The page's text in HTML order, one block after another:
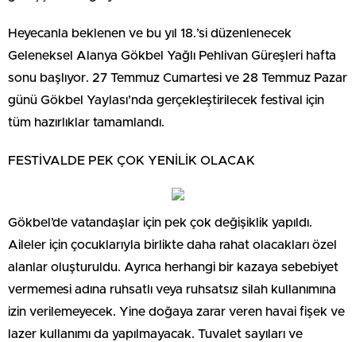
Heyecanla beklenen ve bu yıl 18.’si düzenlenecek
Geleneksel Alanya Gökbel Yağlı Pehlivan Güreşleri hafta
sonu başlıyor. 27 Temmuz Cumartesi ve 28 Temmuz Pazar
günü Gökbel Yaylası’nda gerçekleştirilecek festival için
tüm hazırlıklar tamamlandı.
FESTİVALDE PEK ÇOK YENİLİK OLACAK
Gökbel’de vatandaşlar için pek çok değişiklik yapıldı.
Aileler için çocuklarıyla birlikte daha rahat olacakları özel
alanlar oluşturuldu. Ayrıca herhangi bir kazaya sebebiyet
vermemesi adına ruhsatlı veya ruhsatsız silah kullanımına
izin verilemeyecek. Yine doğaya zarar veren havai fişek ve
lazer kullanımı da yapılmayacak. Tuvalet sayıları ve